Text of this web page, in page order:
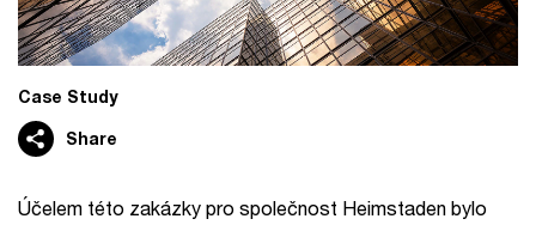
Case Study
Share
Účelem této zakázky pro společnost Heimstaden bylo